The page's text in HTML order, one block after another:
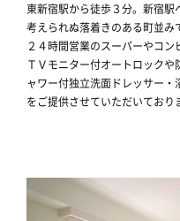
東新宿駅から徒歩３分。新宿
考えられぬ落着きのある町並み
２４時間営業のスーパーやコン
ＴＶモニター付オートロック
ャワー付独立洗面ドレッサー
をご提供させていただいており